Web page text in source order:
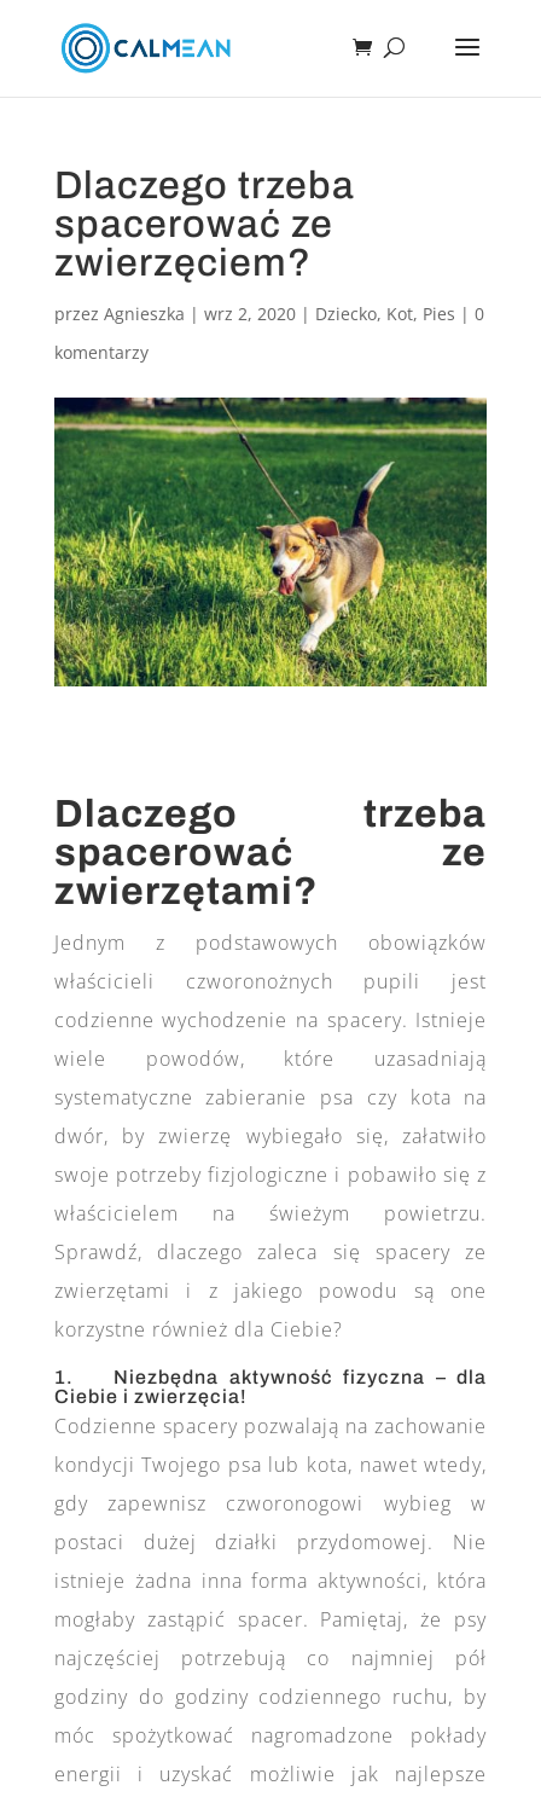
Dlaczego trzeba
spacerować ze
zwierzęciem?
przez Agnieszka | wrz 2, 2020| Dziecko, Kot, Pies | 0
komentarzy
Dlaczego trzeba
spacerować ze
zwierzętami?
Jednym z podstawowych obowiązków
właścicieli czworonożnych pupili jest
codzienne wychodzenie na spacery. Istnieje
wiele powodów, które uzasadniają
systematyczne zabieranie psa czy kota na
dwór, by zwierzę wybiegało się, załatwiło
swoje potrzeby fizjologiczne i pobawiło się z
właścicielem na świeżym powietrzu.
Sprawdź, dlaczego zaleca się spacery ze
zwierzętami i z jakiego powodu są one
korzystne również dla Ciebie?
1. Niezbędna aktywność fizyczna – dla
Ciebie i zwierzęcia!
Codzienne spacery pozwalają na zachowanie
kondycji Twojego psa lub kota, nawet wtedy,
gdy zapewnisz czworonogowi wybieg w
postaci dużej działki przydomowej. Nie
istnieje żadna inna forma aktywności, która
mogłaby zastąpić spacer. Pamiętaj, że psy
najczęściej potrzebują co najmniej pół
godziny do godziny codziennego ruchu, by
móc spożytkować nagromadzone pokłady
energii i uzyskać możliwie jak najlepsze